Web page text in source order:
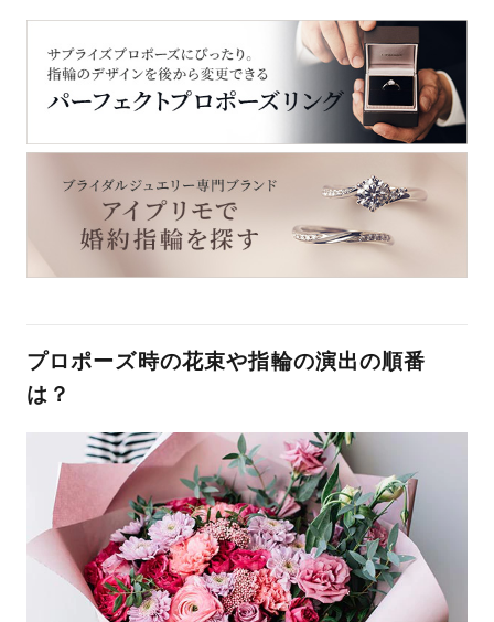
プロポーズ時の花束や指輪の演出の順番
は？